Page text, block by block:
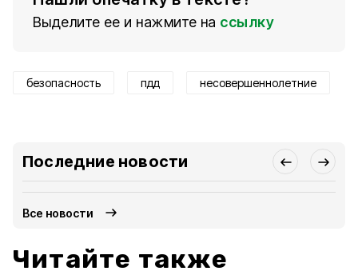
Выделите ее и нажмите на ссылку
безопасность пдд несовершеннолетние
Последние новости
Все новости
Читайте также